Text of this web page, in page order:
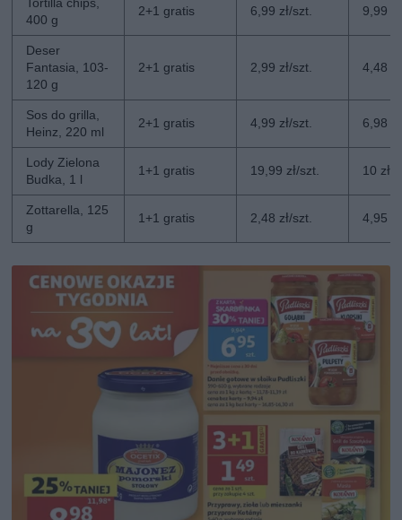
Tortilla chips,
400 g
2+1 gratis 6,99 zł/szt. 9,99
Deser
Fantasia, 103-
120 g
2+1 gratis 2,99 zł/szt. 4,48
Sos do grilla,
Heinz, 220 ml
2+1 gratis 4,99 zł/szt. 6,98
Lody Zielona
Budka, 1 l
1+1 gratis 19,99 zł/szt. 10 zł/
Zottarella, 125
g
1+1 gratis 2,48 zł/szt. 4,95